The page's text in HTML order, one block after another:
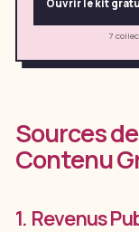
Ouvrir le kit
7
Sources
Contenu
1. Revenus